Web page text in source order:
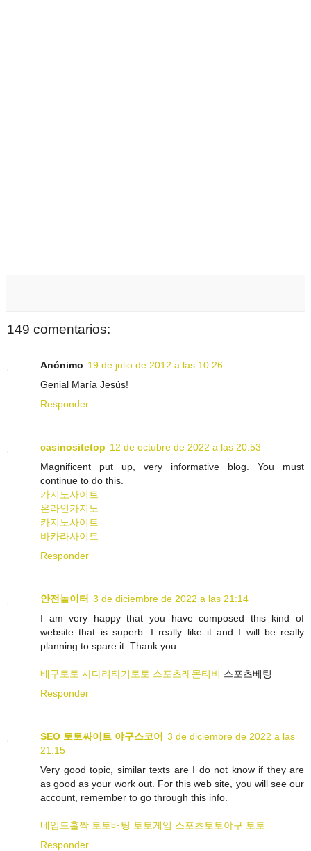
149 comentarios:
Anónimo 19 de julio de 2012 a las 10:26
Genial María Jesús!
Responder
casinositetop 12 de octubre de 2022 a las 20:53
Magnificent put up, very informative blog. You must
continue to do this.
카지노사이트
온라인카지노
카지노사이트
바카라사이트
Responder
안전놀이터 3 de diciembre de 2022 a las 21:14
I am very happy that you have composed this kind of
website that is superb. I really like it and I will be really
planning to spare it. Thank you
배구토토 사다리타기토토 스포츠레몬티비 스포츠베팅
Responder
SEO 토토싸이트 야구스코어 3 de diciembre de 2022 a las
21:15
Very good topic, similar texts are I do not know if they are
as good as your work out. For this web site, you will see our
account, remember to go through this info.
네임드홀짝 토토배팅 토토게임 스포츠토토야구 토토
Responder